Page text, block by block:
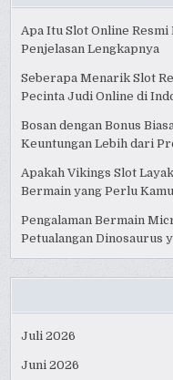
Apa Itu Slot Online Resmi
Penjelasan Lengkapnya
Seberapa Menarik Slot
Pecinta Judi Online di
Bosan dengan Bonus
Keuntungan Lebih dari
Apakah Vikings Slot
Bermain yang Perlu
Pengalaman Bermain
Petualangan Dinosaurus
Juli 2026
Juni 2026